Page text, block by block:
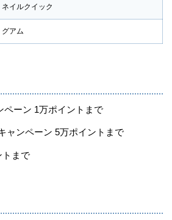
ネイルクイック
グアム
ペーン 1万ポイントまで
ャンペーン 5万ポイントまで
トまで